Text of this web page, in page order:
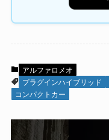
アルファロメオ
プラグインハイブリッド
コンパクトカー